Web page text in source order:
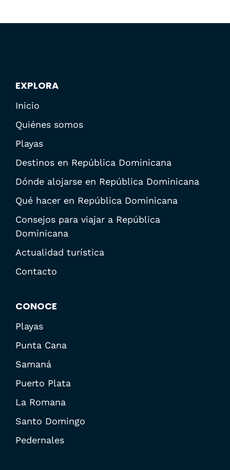
EXPLORA
Inicio
Quiénes somos
Playas
Destinos en República Dominicana
Dónde alojarse en República Dominicana
Qué hacer en República Dominicana
Consejos para viajar a República
Dominicana
Actualidad turística
Contacto
CONOCE
Playas
Punta Cana
Samaná
Puerto Plata
La Romana
Santo Domingo
Pedernales